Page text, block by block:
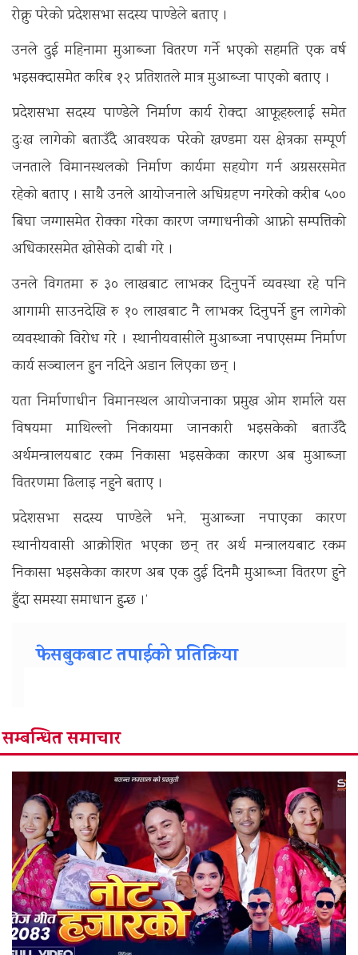
रोक्नु परेको प्रदेशसभा सदस्य पाण्डेले बताए ।
उनले दुई महिनामा मुआब्जा वितरण गर्ने भएको सहमति एक वर्ष
भइसक्दासमेत करिब १२ प्रतिशतले मात्र मुआब्जा पाएको बताए ।
प्रदेशसभा सदस्य पाण्डेले निर्माण कार्य रोक्दा आफूहरुलाई समेत
दुःख लागेको बताउँदै आवश्यक परेको खण्डमा यस क्षेत्रका सम्पूर्ण
जनताले विमानस्थलको निर्माण कार्यमा सहयोग गर्न अग्रसरसमेत
रहेको बताए । साथै उनले आयोजनाले अधिग्रहण नगरेको करीब ५००
बिघा जग्गासमेत रोक्का गरेका कारण जग्गाधनीको आफ्नो सम्पत्तिको
अधिकारसमेत खोसेको दाबी गरे ।
उनले विगतमा रु ३० लाखबाट लाभकर दिनुपर्ने व्यवस्था रहे पनि
आगामी साउनदेखि रु १० लाखबाट नै लाभकर दिनुपर्ने हुन लागेको
व्यवस्थाको विरोध गरे । स्थानीयवासीले मुआब्जा नपाएसम्म निर्माण
कार्य सञ्चालन हुन नदिने अडान लिएका छन् ।
यता निर्माणाधीन विमानस्थल आयोजनाका प्रमुख ओम शर्माले यस
विषयमा माथिल्लो निकायमा जानकारी भइसकेको बताउँदै
अर्थमन्त्रालयबाट रकम निकासा भइसकेका कारण अब मुआब्जा
वितरणमा ढिलाइ नहुने बताए ।
प्रदेशसभा सदस्य पाण्डेले भने, ‘मुआब्जा नपाएका कारण
स्थानीयवासी आक्रोशित भएका छन् तर अर्थ मन्त्रालयबाट रकम
निकासा भइसकेका कारण अब एक दुई दिनमै मुआब्जा वितरण हुने
हुँदा समस्या समाधान हुन्छ ।’
फेसबुकबाट तपाईको प्रतिक्रिया
सम्बन्धित समाचार